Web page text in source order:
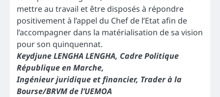
mettre au travail et être disposés à répondre
positivement à l’appel du Chef de l’Etat afin de
l’accompagner dans la matérialisation de sa vision
pour son quinquennat.
Keydjune LENGHA LENGHA, Cadre Politique
République en Marche,
Ingénieur juridique et financier, Trader à la
Bourse/BRVM de l’UEMOA